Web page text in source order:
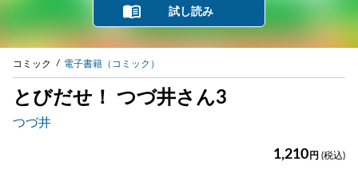
試し読み
コミック 電子書籍（コミック）
とびだせ！ つづ井さん3
つづ井
1,210 円 (税込)